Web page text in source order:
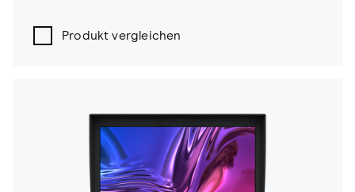
Produkt vergleichen